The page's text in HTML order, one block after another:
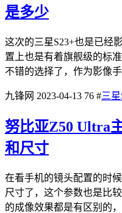
是多少
这次的三星S23+也是已经
置上也是有着旗舰级的标
不错的选择了，作为影像
九锋网 2023-04-13 76 #三
努比亚Z50 Ultra
和尺寸
在看手机的镜头配置的时
尺寸了，这个参数也是比
的成像效果都是有区别的